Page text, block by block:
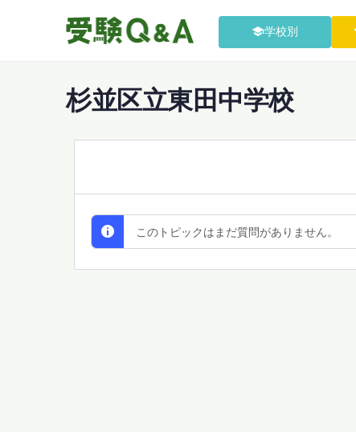
学校別
杉並区立東田中学校
このトピックはまだ質問がありません。